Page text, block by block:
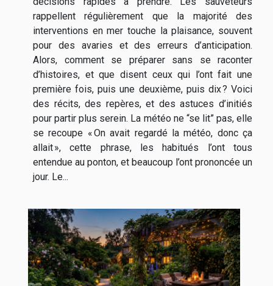
rappellent régulièrement que la majorité des
interventions en mer touche la plaisance, souvent
pour des avaries et des erreurs d’anticipation.
Alors, comment se préparer sans se raconter
d’histoires, et que disent ceux qui l’ont fait une
première fois, puis une deuxième, puis dix ? Voici
des récits, des repères, et des astuces d’initiés
pour partir plus serein. La météo ne “se lit” pas, elle
se recoupe « On avait regardé la météo, donc ça
allait », cette phrase, les habitués l’ont tous
entendue au ponton, et beaucoup l’ont prononcée un
jour. Le...